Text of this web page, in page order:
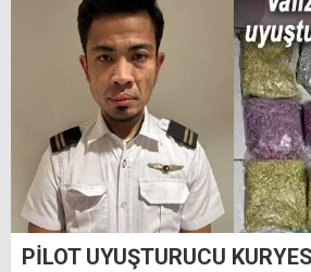
PİLOT UYUŞTURUCU